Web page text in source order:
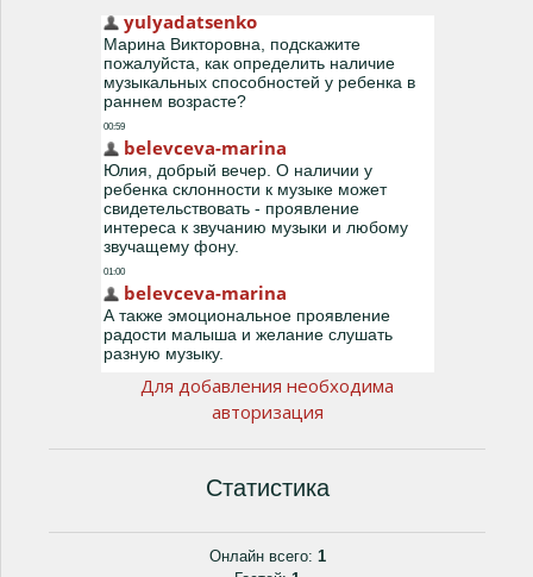
Для добавления необходима
авторизация
Статистика
Онлайн всего: 1